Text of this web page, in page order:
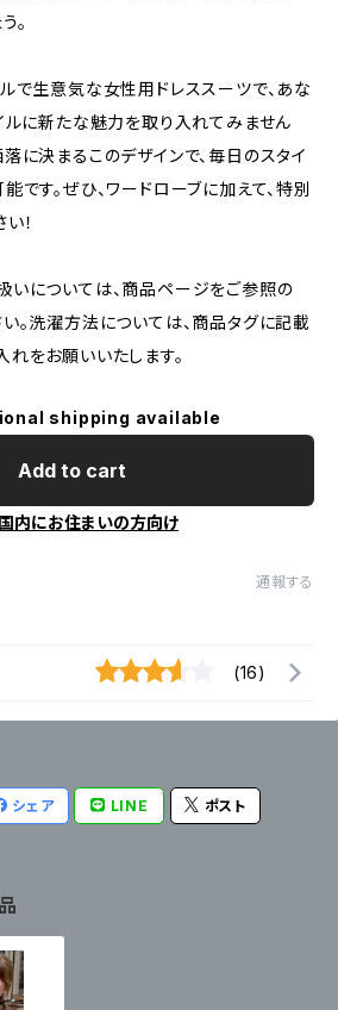
。
で生意気な女性用ドレススーツで、あな
に新たな魅力を取り入れてみません
に決まるこのデザインで、毎日のスタイ
です。ぜひ、ワードローブに加えて、特別
！
いについては、商品ページをご参照の
い。洗濯方法については、商品タグに記載
をお願いいたします。
shipping available
Add to cart
内にお住まいの方向け
通報する
(16)
シェア LINE ポスト